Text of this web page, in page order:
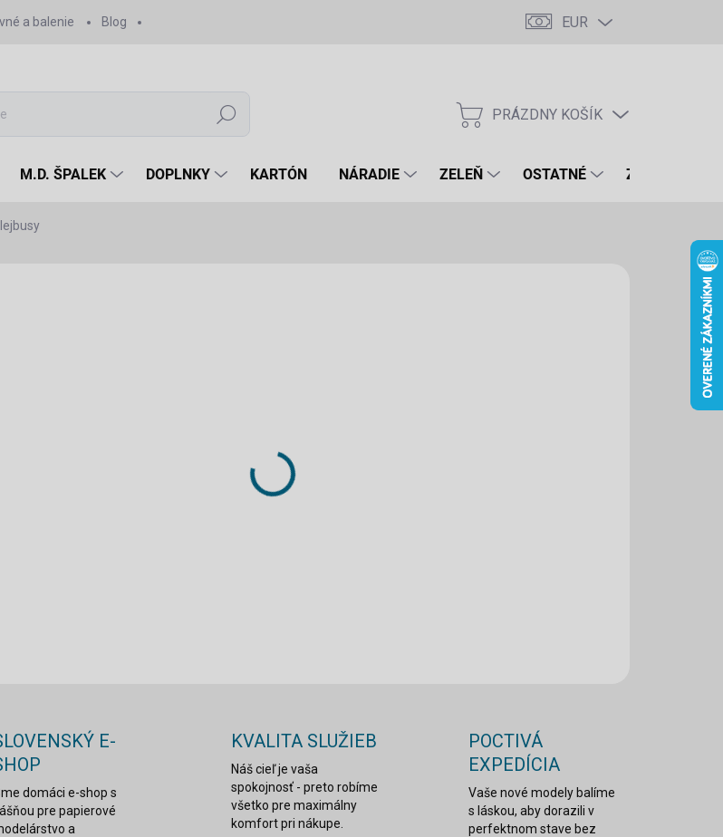
a balenie Blog EUR
Hľadať
NÁKUPNÝ
PRÁZDNY KOŠÍK
M.D. ŠPALEK DOPLNKY KARTÓN NÁRADIE ZELEŇ OSTATNÉ ZNAČKY
DORUČENIA
E-
domáci e-shop s
pre papierové
a
KVALITA SLUŽIEB
Náš cieľ je vaša
spokojnosť - preto robíme
všetko pre maximálny
komfort pri nákupe.
POCTIVÁ
EXPEDÍCIA
Vaše nové modely balíme
s láskou, aby dorazili v
perfektnom stave bez